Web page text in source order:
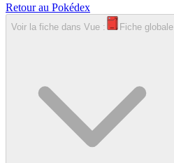
Retour au Pokédex
Voir la fiche dans Vue : Fiche globale